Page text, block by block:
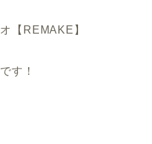
【REMAKE】
す！